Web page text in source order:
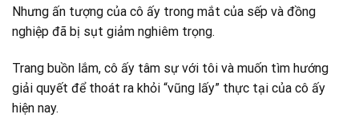
Nhưng ấn tượng của cô ấy trong mắt của sếp và đồng
nghiệp đã bị sụt giảm nghiêm trọng.
Trang buồn lắm, cô ấy tâm sự với tôi và muốn tìm hướng
giải quyết để thoát ra khỏi “vũng lấy” thực tại của cô ấy
hiện nay.